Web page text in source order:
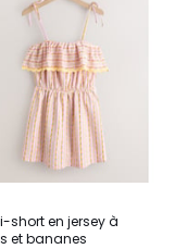
short en jersey à
et bananes